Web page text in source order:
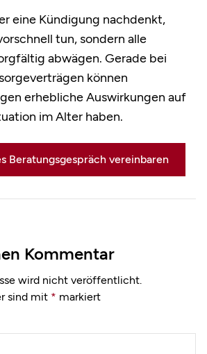
eine Kündigung nachdenkt,
tun, sondern alle
abwägen. Gerade bei
können
erhebliche Auswirkungen auf
im Alter haben.
Beratungsgespräch vereinbaren
Kommentar
wird nicht veröffentlicht.
sind mit * markiert